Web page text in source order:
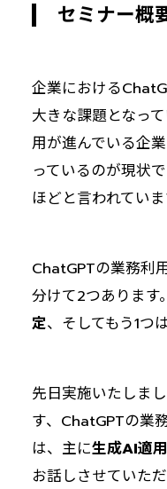
セミナー概
企業における
大きな課題となっ
用が進んでいる企
っているのが現状
ほどと言われていま
ChatGPTの業務利
分けて2つあります
定、そしてもう1つ
先日実施いたしま
す、ChatGPTの業
は、主に生成AI適
お話しさせていただ